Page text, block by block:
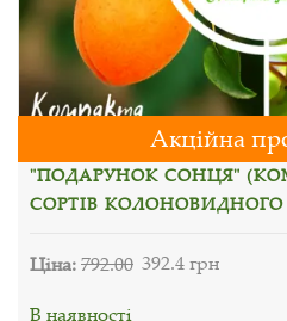
Акційна
"ПОДАРУНОК СОНЦЯ"
СОРТІВ
Ціна:792.00 392.4 грн
В наявності